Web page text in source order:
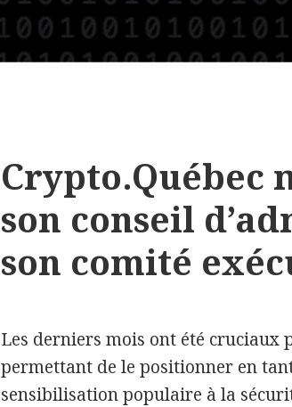
Crypto.Québec
son conseil
son comité
Les derniers mois ont été cruciaux
permettant de le positionner en
sensibilisation populaire à la